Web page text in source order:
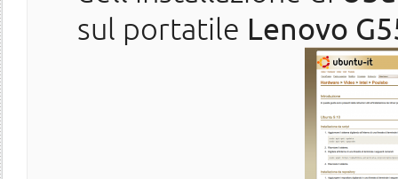
sul portatile Lenovo